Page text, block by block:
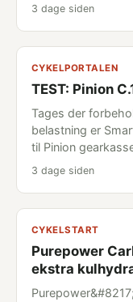
3 dage siden
CYKELPORTALEN
TEST: Pinion
Tages der
belastning er
til Pinion
3 dage siden
CYKELSTART
Purepower
ekstra